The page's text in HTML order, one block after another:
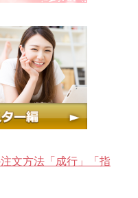
文方法「成行」「指